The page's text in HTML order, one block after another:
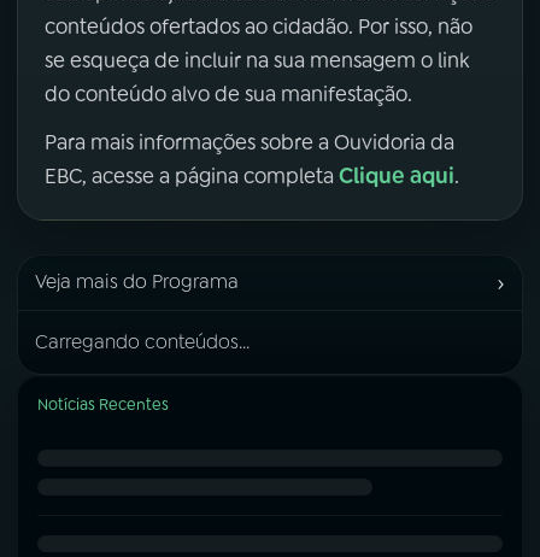
conteúdos ofertados ao cidadão. Por isso, não
se esqueça de incluir na sua mensagem o link
do conteúdo alvo de sua manifestação.
Para mais informações sobre a Ouvidoria da
EBC, acesse a página completa Clique aqui.
Veja mais do Programa ›
Carregando conteúdos...
Notícias Recentes